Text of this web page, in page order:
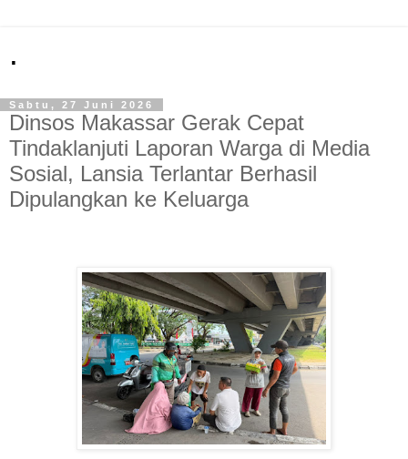
.
Sabtu, 27 Juni 2026
Dinsos Makassar Gerak Cepat
Tindaklanjuti Laporan Warga di Media
Sosial, Lansia Terlantar Berhasil
Dipulangkan ke Keluarga